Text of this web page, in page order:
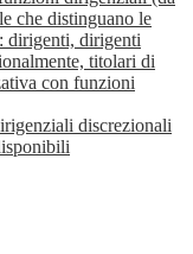
che distinguano le
dirigenti, dirigenti
titolari di
con funzioni
discrezionali